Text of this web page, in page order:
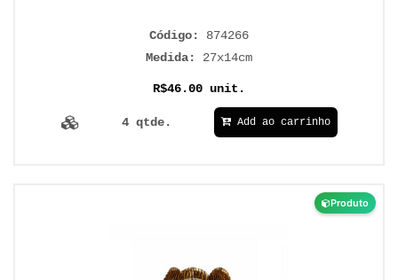
Código: 874266
Medida: 27x14cm
R$46.00 unit.
4 qtde. Add ao carrinho
Produto